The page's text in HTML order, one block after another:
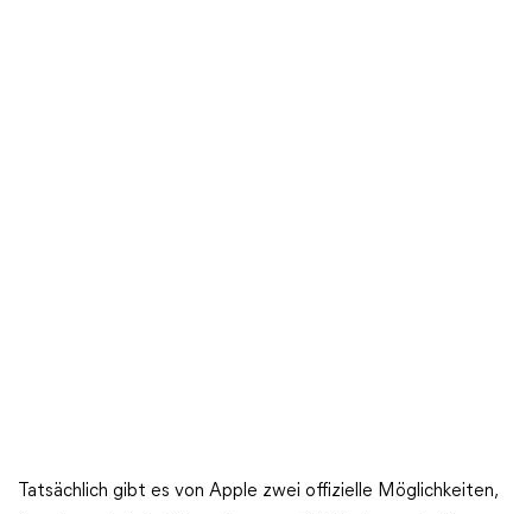
Tatsächlich gibt es von Apple zwei offizielle Möglichkeiten,